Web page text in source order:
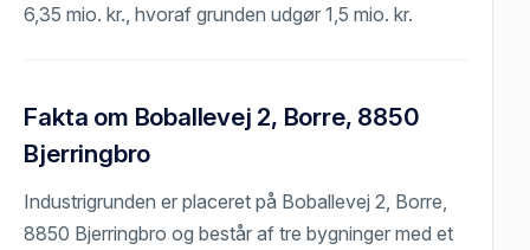
6,35 mio. kr., hvoraf grunden udgør 1,5 mio. kr.
Fakta om Boballevej 2, Borre, 8850
Bjerringbro
Industrigrunden er placeret på Boballevej 2, Borre,
8850 Bjerringbro og består af tre bygninger med et